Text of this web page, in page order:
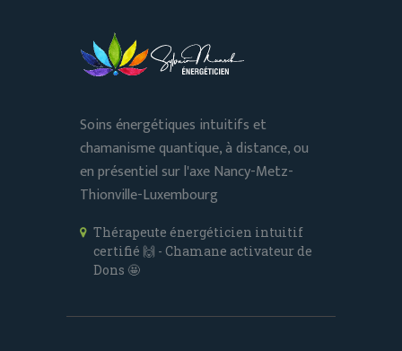
Soins énergétiques intuitifs et
chamanisme quantique, à distance, ou
en présentiel sur l'axe Nancy-Metz-
Thionville-Luxembourg
Thérapeute énergéticien intuitif
certifié 🙌 - Chamane activateur de
Dons 🤩